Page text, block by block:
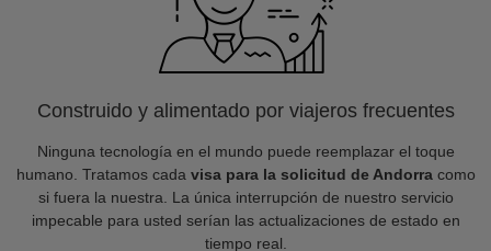
Construido y alimentado por viajeros frecuentes
Ninguna tecnología en el mundo puede reemplazar el toque
humano. Tratamos cada visa para la solicitud de Andorracomo
si fuera la nuestra. La única interrupción de nuestro servicio
impecable para usted serían las actualizaciones de estado en
tiempo real.